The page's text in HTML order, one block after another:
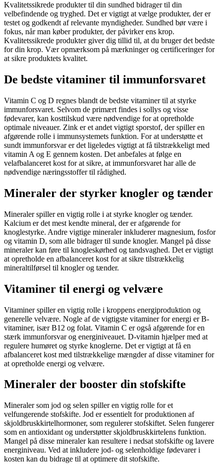
Kvalitetssikrede produkter til din sundhed bidrager til din
velbefindende og tryghed. Det er vigtigt at vælge produkter, der er
testet og godkendt af relevante myndigheder. Sundhed bør være i
fokus, når man køber produkter, der påvirker ens krop.
Kvalitetssikrede produkter giver dig tillid til, at du bruger det bedste
for din krop. Vær opmærksom på mærkninger og certificeringer for
at sikre produktets kvalitet.
De bedste vitaminer til immunforsvaret
Vitamin C og D regnes blandt de bedste vitaminer til at styrke
immunforsvaret. Selvom de primært findes i sollys og visse
fødevarer, kan kosttilskud være nødvendige for at opretholde
optimale niveauer. Zink er et andet vigtigt sporstof, der spiller en
afgørende rolle i immunsystemets funktion. For at understøtte et
sundt immunforsvar er det ligeledes vigtigt at få tilstrækkeligt med
vitamin A og E gennem kosten. Det anbefales at følge en
velafbalanceret kost for at sikre, at immunforsvaret har alle de
nødvendige næringsstoffer til rådighed.
Mineraler der styrker knogler og tænder
Mineraler spiller en vigtig rolle i at styrke knogler og tænder.
Kalcium er det mest kendte mineral, der er afgørende for
knoglestyrke. Andre vigtige mineraler inkluderer magnesium, fosfor
og vitamin D, som alle bidrager til sunde knogler. Mangel på disse
mineraler kan føre til knogleskørhed og tandsvaghed. Det er vigtigt
at opretholde en afbalanceret kost for at sikre tilstrækkelig
mineraltilførsel til knogler og tænder.
Vitaminer til energi og velvære
Vitaminer spiller en vigtig rolle i kroppens energiproduktion og
generelle velvære. Nogle af de vigtigste vitaminer for energi er B-
vitaminer, især B12 og folat. Vitamin C er også afgørende for en
stærk immunforsvar og energiniveauet. D-vitamin hjælper med at
regulere humøret og styrke knoglerne. Det er vigtigt at få en
afbalanceret kost med tilstrækkelige mængder af disse vitaminer for
at opretholde energi og velvære.
Mineraler der booster din stofskifte
Mineraler som jod og selen spiller en vigtig rolle for et
velfungerende stofskifte. Jod er essentielt for produktionen af
skjoldbruskkirtelhormoner, som regulerer stofskiftet. Selen fungerer
som en antioxidant og understøtter skjoldbruskkirtelens funktion.
Mangel på disse mineraler kan resultere i nedsat stofskifte og lavere
energiniveau. Ved at inkludere jod- og selenholdige fødevarer i
kosten kan du bidrage til at optimere dit stofskifte.